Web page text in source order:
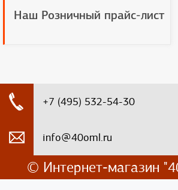
Наш Розничный прайс-лист
+7 (495) 532-54-30
info@40oml.ru
© Интернет-магазин